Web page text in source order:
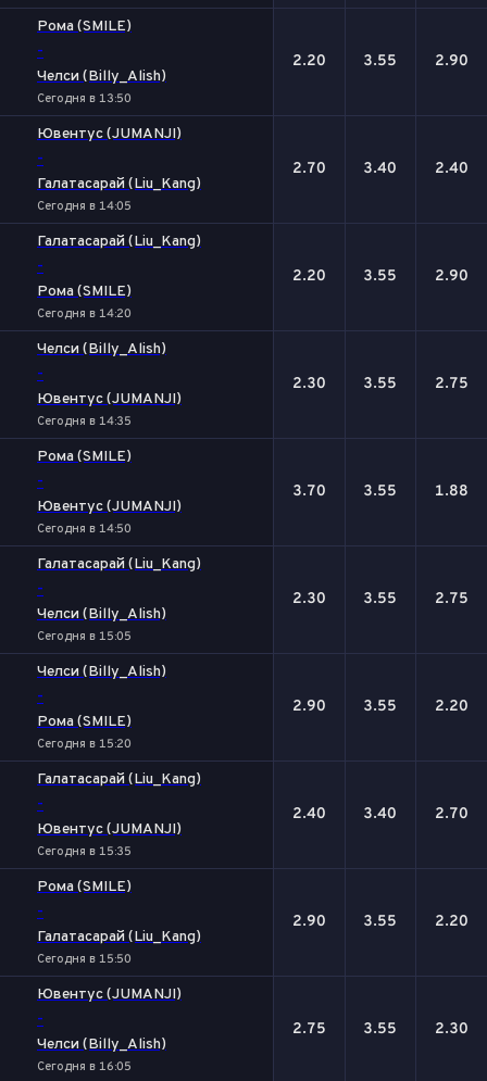
Рома (SMILE)
-
Челси (Billy_Alish)
Сегодня в 13:50
2.20 3.55 2.90
Ювентус (JUMANJI)
-
Галатасарай (Liu_Kang)
Сегодня в 14:05
2.70 3.40 2.40
Галатасарай (Liu_Kang)
-
Рома (SMILE)
Сегодня в 14:20
2.20 3.55 2.90
Челси (Billy_Alish)
-
Ювентус (JUMANJI)
Сегодня в 14:35
2.30 3.55 2.75
Рома (SMILE)
-
Ювентус (JUMANJI)
Сегодня в 14:50
3.70 3.55 1.88
Галатасарай (Liu_Kang)
-
Челси (Billy_Alish)
Сегодня в 15:05
2.30 3.55 2.75
Челси (Billy_Alish)
-
Рома (SMILE)
Сегодня в 15:20
2.90 3.55 2.20
Галатасарай (Liu_Kang)
-
Ювентус (JUMANJI)
Сегодня в 15:35
2.40 3.40 2.70
Рома (SMILE)
-
Галатасарай (Liu_Kang)
Сегодня в 15:50
2.90 3.55 2.20
Ювентус (JUMANJI)
-
Челси (Billy_Alish)
Сегодня в 16:05
2.75 3.55 2.30